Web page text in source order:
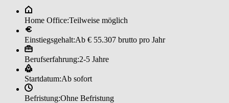
Home Office:Teilweise möglich
Einstiegsgehalt:Ab € 55.307 brutto pro Jahr
Berufserfahrung:2-5 Jahre
Startdatum:Ab sofort
Befristung:Ohne Befristung